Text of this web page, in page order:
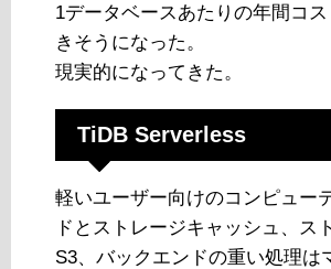
1データベースあたりの年間コ
きそうになった。
現実的になってきた。
TiDB Serverless
軽いユーザー向けのコンピュー
ドとストレージキャッシュ、ス
S3、バックエンドの重い処理は